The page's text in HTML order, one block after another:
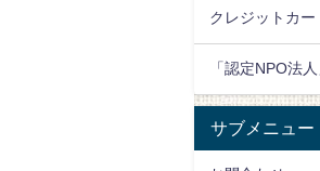
クレジットカー
「認定NPO法
サブメニュー